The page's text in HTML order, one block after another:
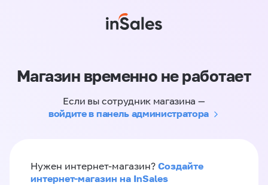
Магазин временно не работает
Если вы сотрудник магазина —
войдите в панель администратора
Нужен интернет-магазин? Создайте
интернет-магазин на InSales